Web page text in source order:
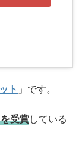
ト 」です。
受賞している